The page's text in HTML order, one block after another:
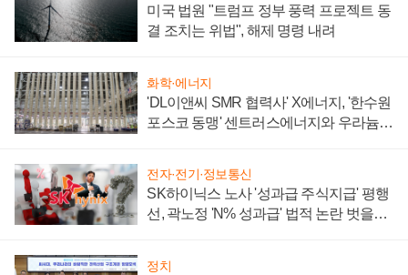
미국 법원 "트럼프 정부 풍력 프로젝트 동
결 조치는 위법", 해제 명령 내려
화학·에너지
'DL이앤씨 SMR 협력사' X에너지, '한수원
포스코 동맹' 센트러스에너지와 우라늄
전자·전기·정보통신
SK하이닉스 노사 '성과급 주식지급' 평행
선, 곽노정 'N% 성과급' 법적 논란 벗을지
정치